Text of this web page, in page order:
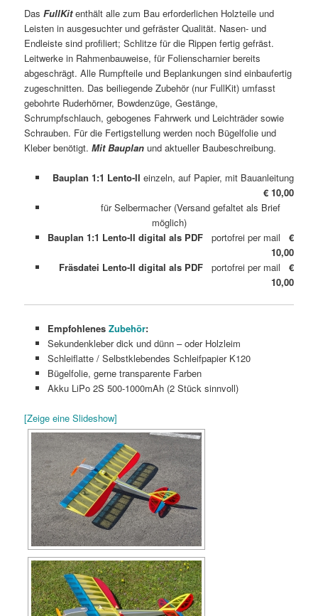
DasFullKitenthält alle zum Bau erforderlichen Holzteile und
Leisten in ausgesuchter und gefräster Qualität. Nasen- und
Endleiste sind profiliert; Schlitze für die Rippen fertig gefräst.
Leitwerke in Rahmenbauweise, für Folienscharnier bereits
abgeschrägt. Alle Rumpfteile und Beplankungen sind einbaufertig
zugeschnitten. Das beiliegende Zubehör (nur FullKit) umfasst
gebohrte Ruderhörner, Bowdenzüge, Gestänge,
Schrumpfschlauch, gebogenes Fahrwerk und Leichträder sowie
Schrauben. Für die Fertigstellung werden noch Bügelfolie und
Kleber benötigt.Mit Bauplan und aktueller Baubeschreibung.
Bauplan 1:1 Lento-II einzeln, auf Papier, mit Bauanleitung
€ 10,00
für Selbermacher (Versand gefaltet als Brief
möglich)
Bauplan 1:1 Lento-II digital als PDF portofrei per mail €
10,00
Fräsdatei Lento-II digital als PDF portofrei per mail €
10,00
Empfohlenes Zubehör:
Sekundenkleber dick und dünn – oder Holzleim
Schleiflatte / Selbstklebendes Schleifpapier K120
Bügelfolie, gerne transparente Farben
Akku LiPo 2S 500-1000mAh (2 Stück sinnvoll)
[Zeige eine Slideshow]